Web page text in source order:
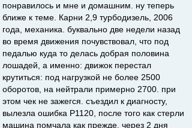
понравилось и мне и домашним. ну теперь
ближе к теме. Карни 2,9 турбодизель, 2006
года, механика. буквально две недели назад
во время движения почувствовал, что под
педалью куда то делась добрая половина
лошадей, а именно: движок перестал
крутиться: под нагрузкой не более 2500
оборотов, на нейтрали примерно 2700. при
этом чек не зажегся. съездил к диагносту,
вылезла ошибка Р1120, после того как стерли
машина помчала как прежде. через 2 дня